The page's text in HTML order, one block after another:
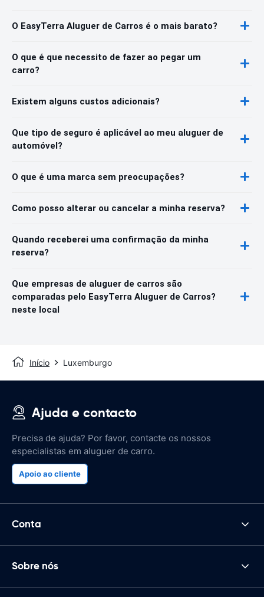
O EasyTerra Aluguer de Carros é o mais barato?
O que é que necessito de fazer ao pegar um
carro?
Existem alguns custos adicionais?
Que tipo de seguro é aplicável ao meu aluguer de
automóvel?
O que é uma marca sem preocupações?
Como posso alterar ou cancelar a minha reserva?
Quando receberei uma confirmação da minha
reserva?
Que empresas de aluguer de carros são
comparadas pelo EasyTerra Aluguer de Carros?
neste local
Início Luxemburgo
Ajuda e contacto
Precisa de ajuda? Por favor, contacte os nossos
especialistas em aluguer de carro.
Apoio ao cliente
Conta
Sobre nós